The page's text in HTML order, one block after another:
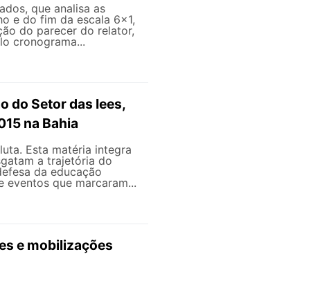
que analisa as
e do fim da escala 6x1,
do parecer do relator,
cronograma...
do Setor das Iees,
na Bahia
Esta matéria integra
a trajetória do
da educação
que marcaram...
e mobilizações